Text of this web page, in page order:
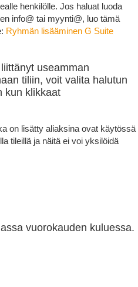
henkilölle. Jos haluat luoda
info@ tai myynti@, luo tämä
Ryhmän lisääminen G Suite
useamman
tiliin, voit valita halutun
kun klikkaat
on lisätty aliaksina ovat käytössä
tileillä ja näitä ei voi yksilöidä
vuorokauden kuluessa.